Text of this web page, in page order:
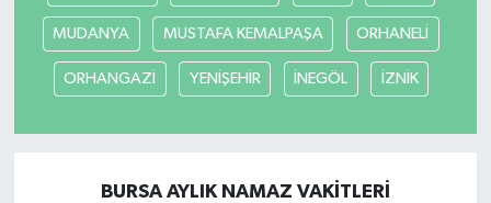
MUDANYA MUSTAFA KEMALPAŞA ORHANELİ
ORHANGAZİ YENİŞEHİR İNEGÖL İZNİK
BURSA AYLIK NAMAZ VAKITLERI